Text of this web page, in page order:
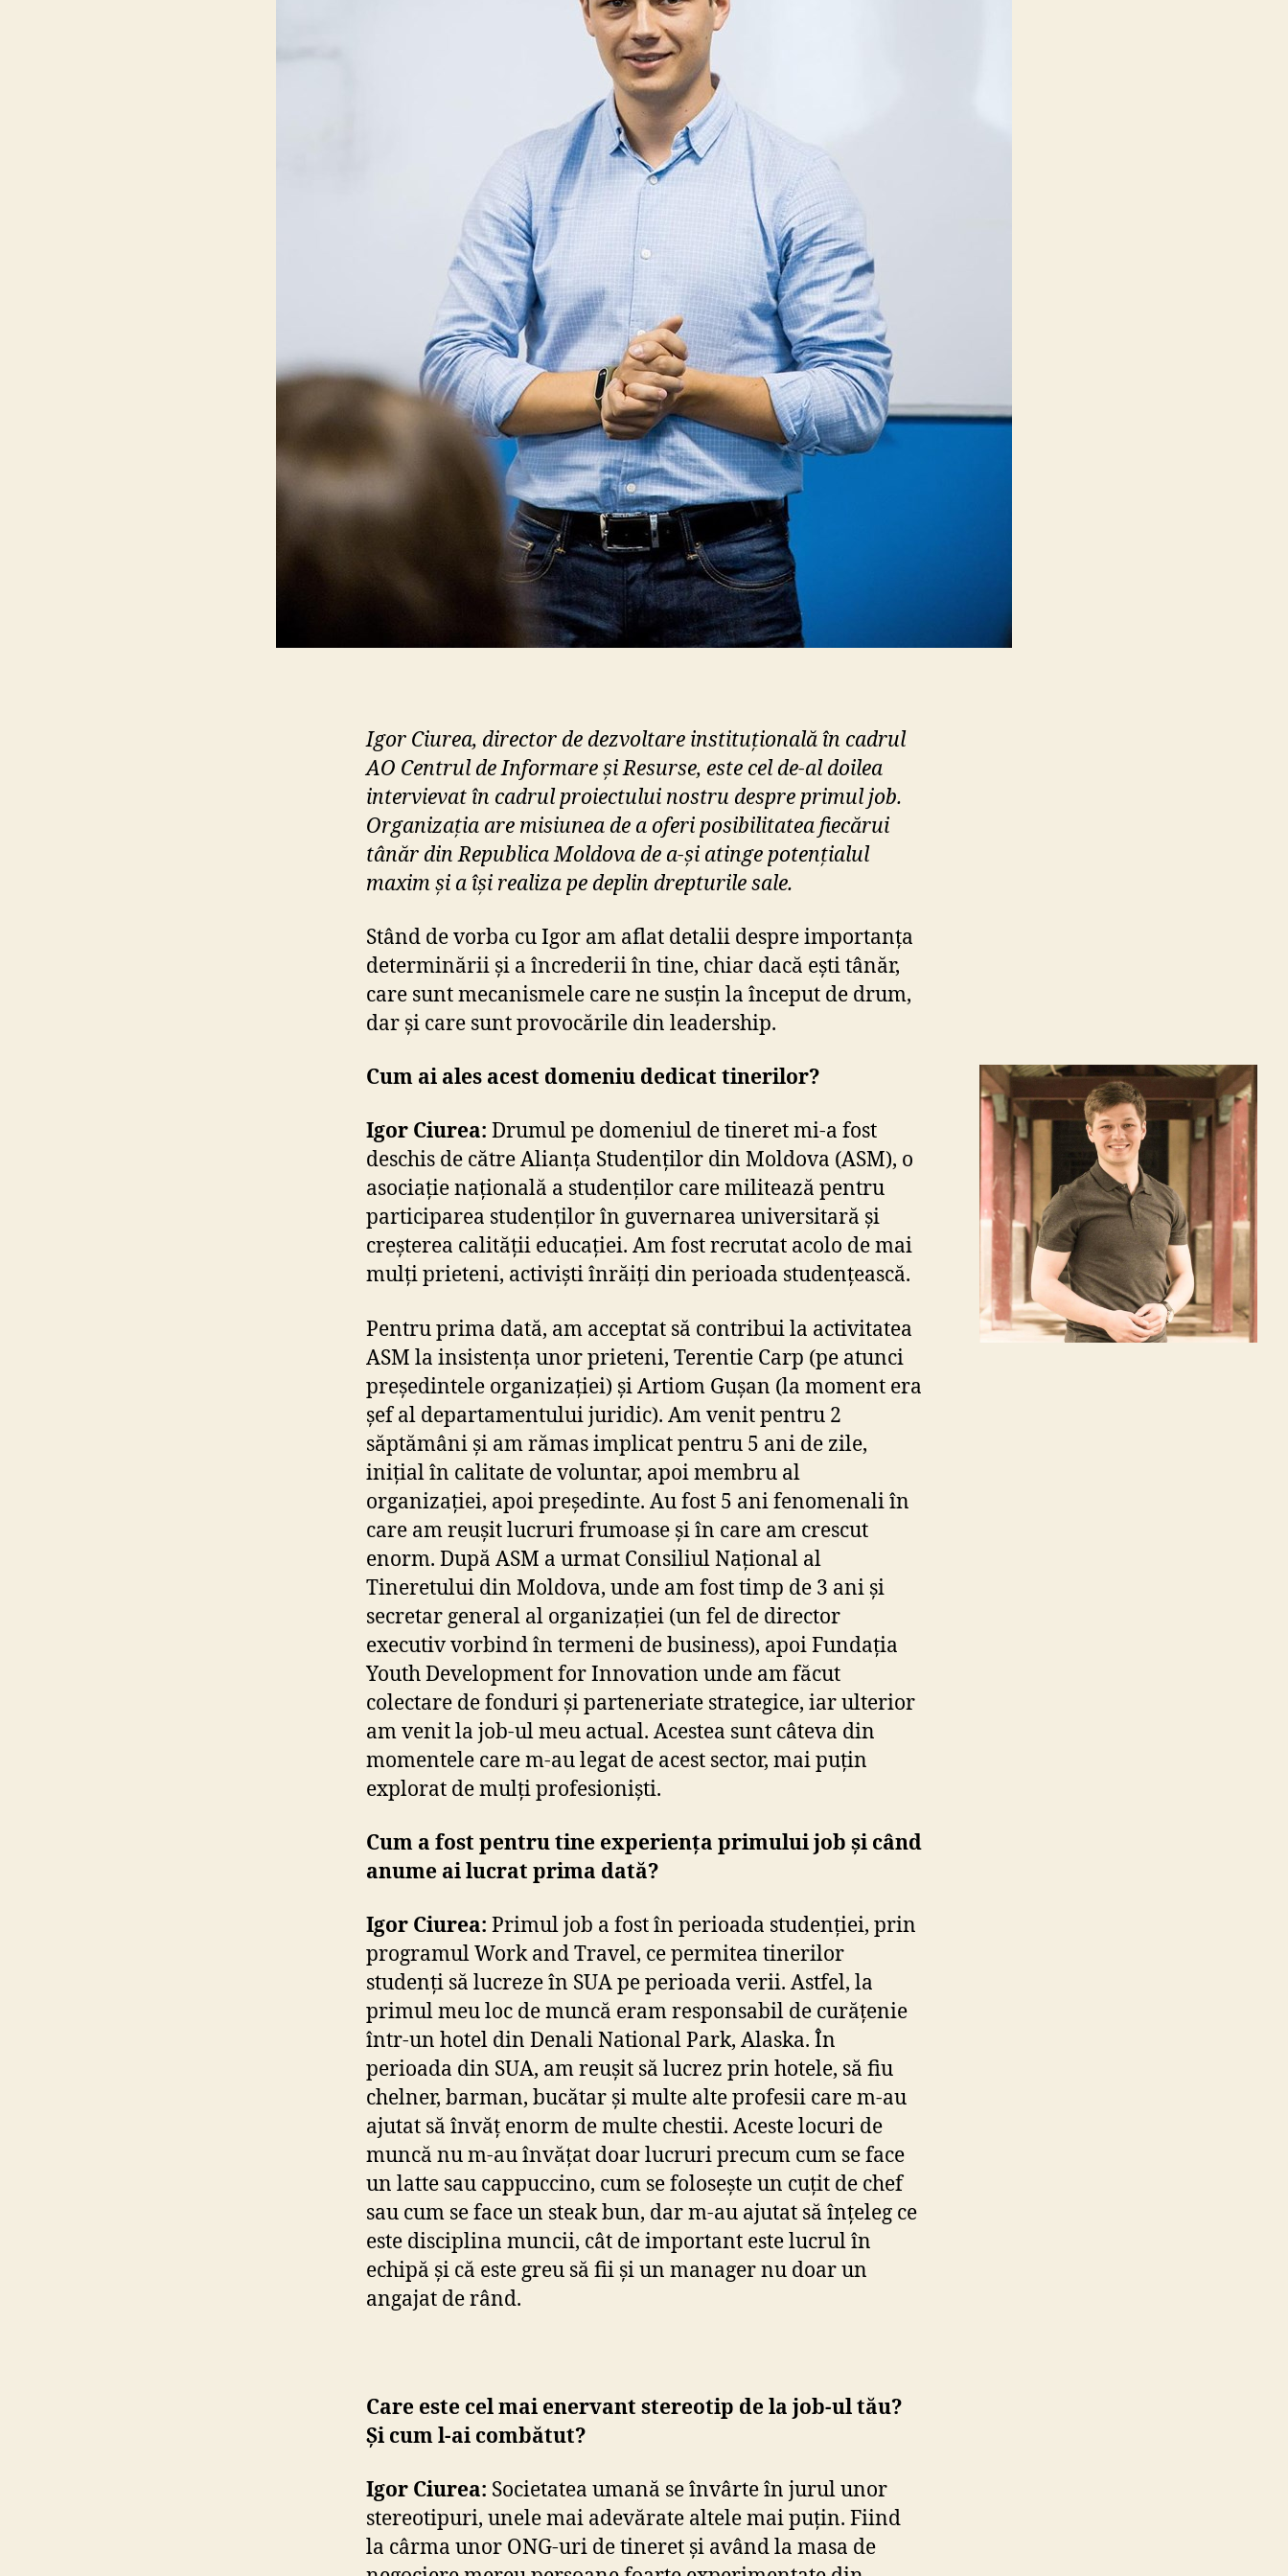
Igor Ciurea, director de dezvoltare instituțională în cadrul
AO Centrul de Informare și Resurse, este cel de-al doilea
intervievat în cadrul proiectului nostru despre primul job.
Organizația are misiunea de a oferi posibilitatea fiecărui
tânăr din Republica Moldova de a-și atinge potențialul
maxim și a își realiza pe deplin drepturile sale.
Stând de vorba cu Igor am aflat detalii despre importanța
determinării și a încrederii în tine, chiar dacă ești tânăr,
care sunt mecanismele care ne susțin la început de drum,
dar și care sunt provocările din leadership.
Cum ai ales acest domeniu dedicat tinerilor?
Igor Ciurea: Drumul pe domeniul de tineret mi-a fost
deschis de către Alianța Studenților din Moldova (ASM), o
asociație națională a studenților care militează pentru
participarea studenților în guvernarea universitară și
creșterea calității educației. Am fost recrutat acolo de mai
mulți prieteni, activiști înrăiți din perioada studențească.
Pentru prima dată, am acceptat să contribui la activitatea
ASM la insistența unor prieteni, Terentie Carp (pe atunci
președintele organizației) și Artiom Gușan (la moment era
șef al departamentului juridic). Am venit pentru 2
săptămâni și am rămas implicat pentru 5 ani de zile,
inițial în calitate de voluntar, apoi membru al
organizației, apoi președinte. Au fost 5 ani fenomenali în
care am reușit lucruri frumoase și în care am crescut
enorm. După ASM a urmat Consiliul Național al
Tineretului din Moldova, unde am fost timp de 3 ani și
secretar general al organizației (un fel de director
executiv vorbind în termeni de business), apoi Fundația
Youth Development for Innovation unde am făcut
colectare de fonduri și parteneriate strategice, iar ulterior
am venit la job-ul meu actual. Acestea sunt câteva din
momentele care m-au legat de acest sector, mai puțin
explorat de mulți profesioniști.
Cum a fost pentru tine experiența primului job și când
anume ai lucrat prima dată?
Igor Ciurea: Primul job a fost în perioada studenției, prin
programul Work and Travel, ce permitea tinerilor
studenți să lucreze în SUA pe perioada verii. Astfel, la
primul meu loc de muncă eram responsabil de curățenie
într-un hotel din Denali National Park, Alaska. În
perioada din SUA, am reușit să lucrez prin hotele, să fiu
chelner, barman, bucătar și multe alte profesii care m-au
ajutat să învăț enorm de multe chestii. Aceste locuri de
muncă nu m-au învățat doar lucruri precum cum se face
un latte sau cappuccino, cum se folosește un cuțit de chef
sau cum se face un steak bun, dar m-au ajutat să înțeleg ce
este disciplina muncii, cât de important este lucrul în
echipă și că este greu să fii și un manager nu doar un
angajat de rând.
Care este cel mai enervant stereotip de la job-ul tău?
Și cum l-ai combătut?
Igor Ciurea: Societatea umană se învârte în jurul unor
stereotipuri, unele mai adevărate altele mai puțin. Fiind
la cârma unor ONG-uri de tineret și având la masa de